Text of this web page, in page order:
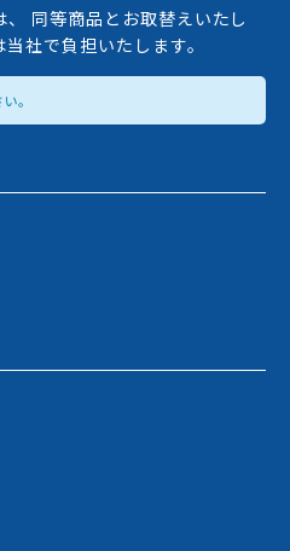
同等商品とお取替えいたし
社で負担いたします。
。